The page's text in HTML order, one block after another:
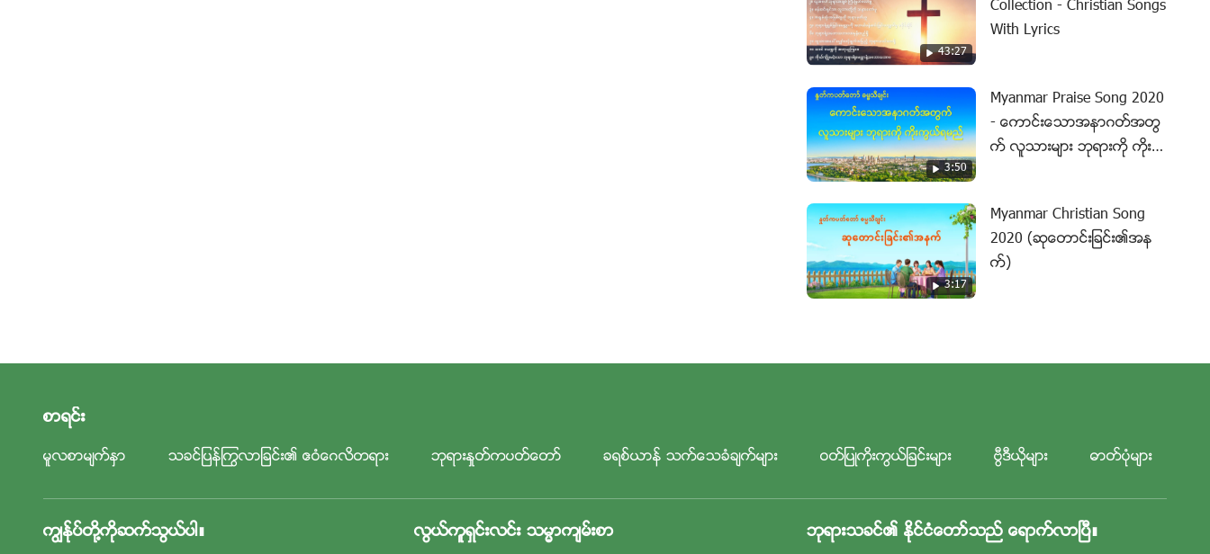
43:27
Collection - Christian Songs
With Lyrics
3:50
Myanmar Praise Song 2020
- ေကာင္းေသာအနာဂတ္အတြ
က္ လူသားမ်ား ဘုရားကို ကိုးကြ
3:17
Myanmar Christian Song
2020 (ဆုေတာင္းျခင္း၏အန
က္)
စာရင္း
မူလစာမ်က္ႏွာ သခင္ျပန္ႂကြလာျခင္း၏ ဧဝံေဂလိတရား ဘုရားႏႈတ္ကပတ္ေတာ္ ခရစ္ယာန္ သက္ေသခံခ်က္မ်ား ဝတ္ျပဳကိုးကြယ္ျခင္းမ်ား ဗြီဒီယိုမ်ား ဓာတ္ပုံမ်ား
ကြၽန္ုပ္တို႔ကိုဆက္သြယ္ပါ။ လြယ္ကူရွင္းလင္း သမၼာက်မ္းစာ ဘုရားသခင္၏ ႏိုင္ငံေတာ္သည္ ေရာက္လာၿပီ။